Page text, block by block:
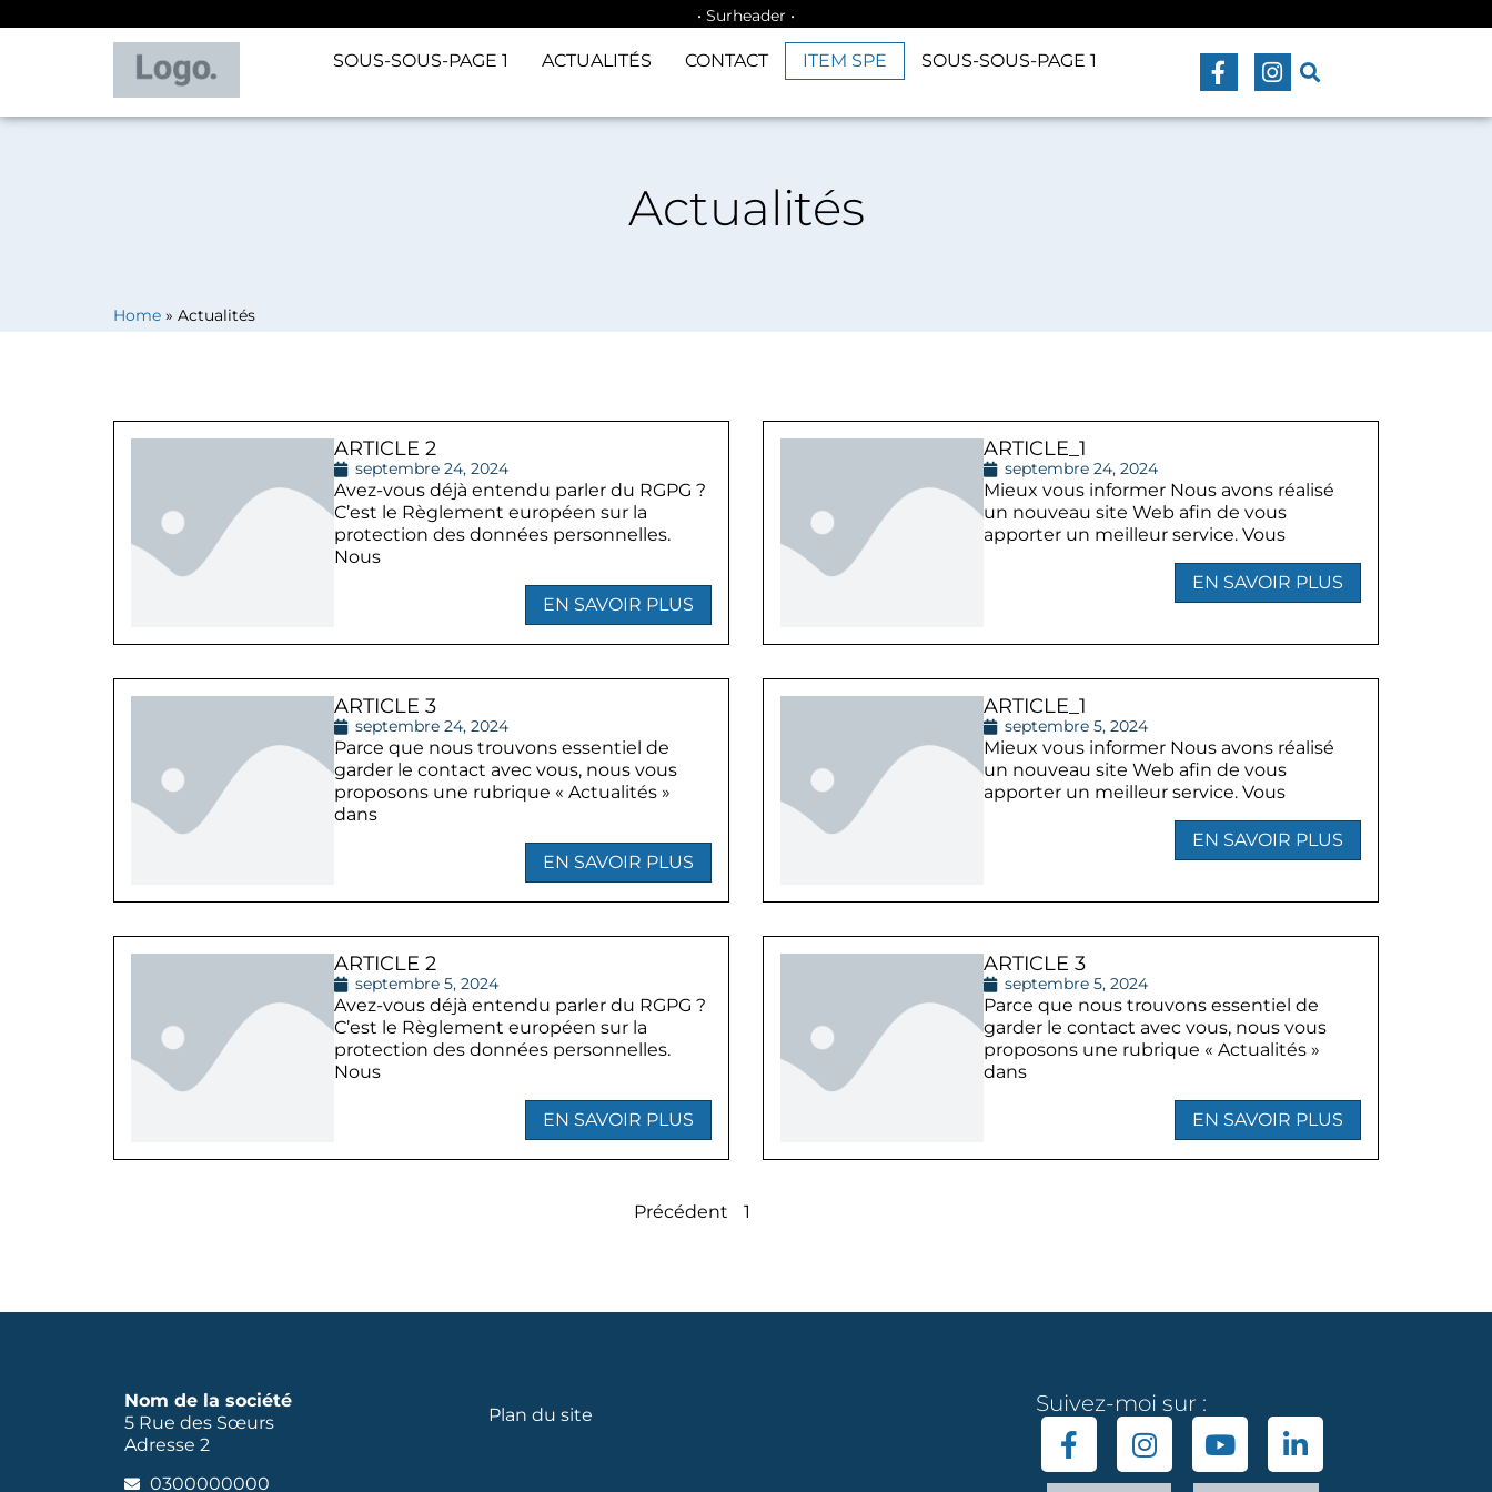
• Surheader •
SOUS-SOUS-PAGE 1 ACTUALITÉS CONTACT ITEM SPE SOUS-SOUS-PAGE 1
Actualités
Home » Actualités
ARTICLE 2
septembre 24, 2024
Avez-vous déjà entendu parler du RGPG ?
C’est le Règlement européen sur la
protection des données personnelles.
Nous
EN SAVOIR PLUS
ARTICLE_1
septembre 24, 2024
Mieux vous informer Nous avons réalisé
un nouveau site Web afin de vous
apporter un meilleur service. Vous
EN SAVOIR PLUS
ARTICLE 3
septembre 24, 2024
Parce que nous trouvons essentiel de
garder le contact avec vous, nous vous
proposons une rubrique « Actualités »
dans
EN SAVOIR PLUS
ARTICLE_1
septembre 5, 2024
Mieux vous informer Nous avons réalisé
un nouveau site Web afin de vous
apporter un meilleur service. Vous
EN SAVOIR PLUS
ARTICLE 2
septembre 5, 2024
Avez-vous déjà entendu parler du RGPG ?
C’est le Règlement européen sur la
protection des données personnelles.
Nous
EN SAVOIR PLUS
ARTICLE 3
septembre 5, 2024
Parce que nous trouvons essentiel de
garder le contact avec vous, nous vous
proposons une rubrique « Actualités »
dans
EN SAVOIR PLUS
Précédent 1
Nom de la société
5 Rue des Sœurs
Adresse 2
0300000000
Plan du site Suivez-moi sur :